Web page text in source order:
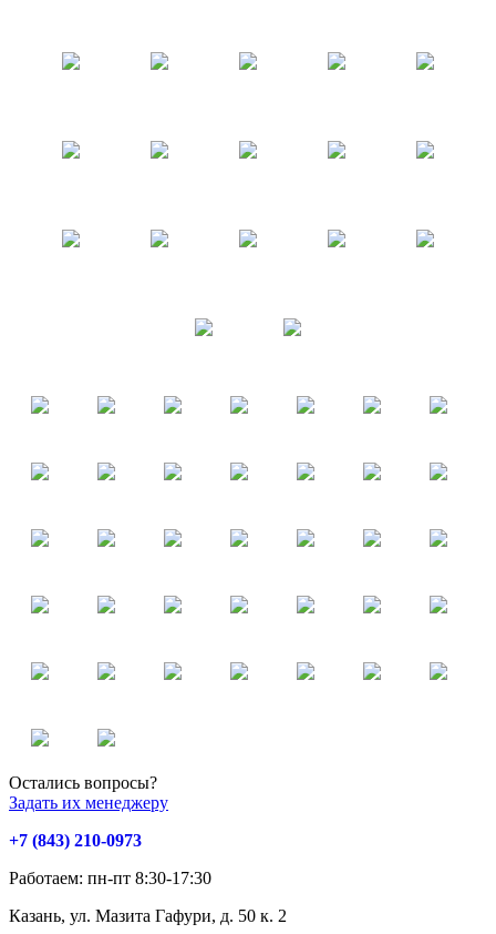
Остались вопросы?
Задать их менеджеру
+7 (843) 210-0973
Работаем: пн-пт 8:30-17:30
Казань, ул. Мазита Гафури, д. 50 к. 2